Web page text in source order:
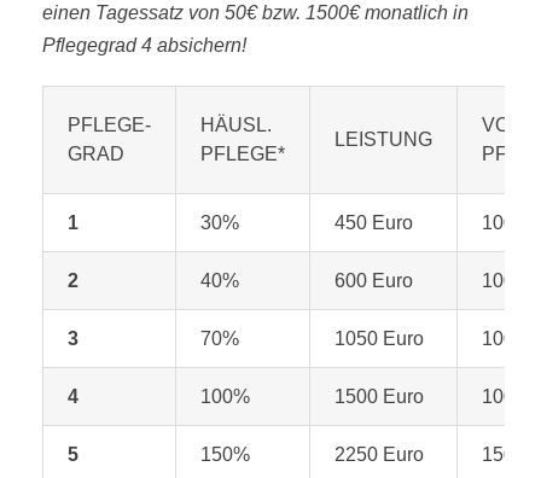
einen Tagessatz von 50€ bzw. 1500€ monatlich in
Pflegegrad 4 absichern!
PFLEGE-
GRAD
HÄUSL.
PFLEGE*
LEISTUNG
1 30% 450 Euro 100%
2 40% 600 Euro 100%
3 70% 1050 Euro 100%
4 100% 1500 Euro 100%
5 150% 2250 Euro 150%